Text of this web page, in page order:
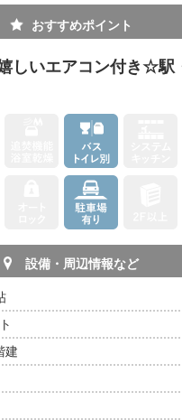
おすすめポイント
しいエアコン付き☆駅
設備・周辺情報など
建